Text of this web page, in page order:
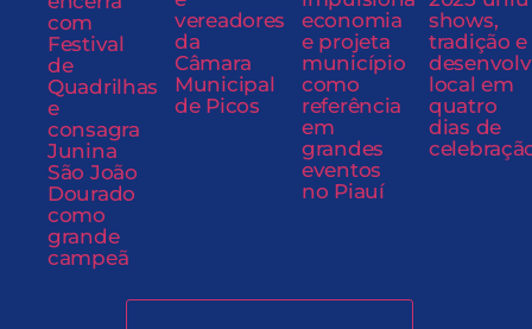
com
Festival
de
Quadrilhas
e
consagra
Junina
São João
Dourado
como
grande
campeã
vereadores
da
Câmara
Municipal
de Picos
economia
e projeta
município
como
referência
em
grandes
eventos
no Piauí
shows,
tradição e
local em
quatro
dias de